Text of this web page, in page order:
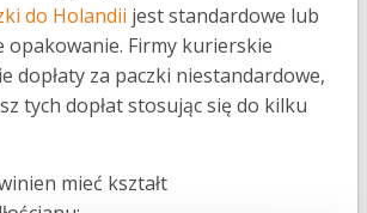
do Holandii jest standardowe lub
opakowanie. Firmy kurierskie
dopłaty za paczki niestandardowe,
tych dopłat stosując się do kilku
mieć kształt